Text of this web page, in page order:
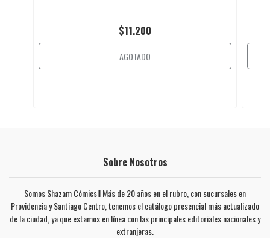
$11.200
AGOTADO
Sobre Nosotros
Somos Shazam Cómics!! Más de 20 años en el rubro, con sucursales en
Providencia y Santiago Centro, tenemos el catálogo presencial más actualizado
de la ciudad, ya que estamos en línea con las principales editoriales nacionales y
extranjeras.